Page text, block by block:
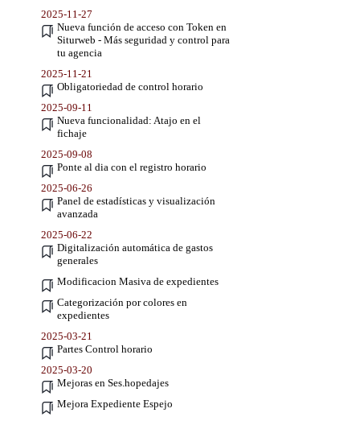
2025-11-27
Nueva función de acceso con Token en
Siturweb - Más seguridad y control para
tu agencia
2025-11-21
Obligatoriedad de control horario
2025-09-11
Nueva funcionalidad: Atajo en el
fichaje
2025-09-08
Ponte al dia con el registro horario
2025-06-26
Panel de estadísticas y visualización
avanzada
2025-06-22
Digitalización automática de gastos
generales
Modificacion Masiva de expedientes
Categorización por colores en
expedientes
2025-03-21
Partes Control horario
2025-03-20
Mejoras en Ses.hopedajes
Mejora Expediente Espejo